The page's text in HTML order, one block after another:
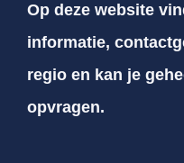
Op deze website
informatie,
regio en kan je
opvragen.